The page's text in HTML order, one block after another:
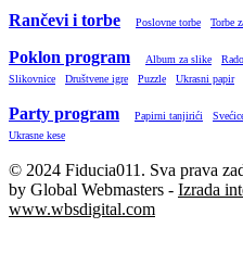
Rančevi i torbe Poslovne torbe Torbe
Poklon program Album za slike
Slikovnice
Društvene igre Puzzle Ukrasni papir
Party program Papirni tanjirići
Ukrasne kese
© 2024 Fiducia011. Sva prava
by Global Webmasters - Izrada
www.wbsdigital.com